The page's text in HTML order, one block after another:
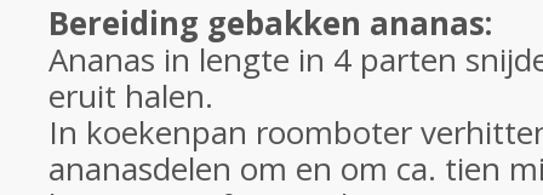
Bereiding gebakken ananas:
Ananas in lengte in 4 parten
eruit halen.
In koekenpan roomboter
ananasdelen om en om ca. tien